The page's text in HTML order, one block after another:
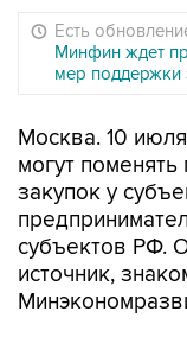
Есть
Минфин ждет
мер поддержки
Москва. 10
могут
закупок у
субъектов РФ.
источник,